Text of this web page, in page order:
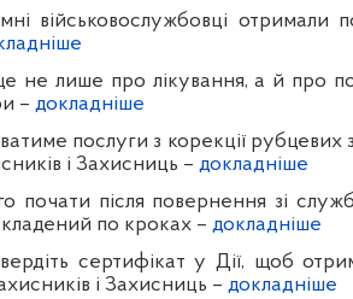
військовослужбовці отримали
не лише про лікування, а й про
– докладніше
послуги з корекції рубцевих
і Захисниць – докладніше
почати після повернення зі
по кроках – докладніше
сертифікат у Дії, щоб
і Захисниць – докладніше